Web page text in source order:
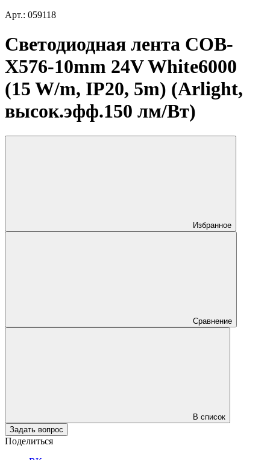
Арт.: 059118
Светодиодная лента COB-
X576-10mm 24V White6000
(15 W/m, IP20, 5m) (Arlight,
высок.эфф.150 лм/Вт)
Избранное
Сравнение
В список
Задать вопрос
Поделиться